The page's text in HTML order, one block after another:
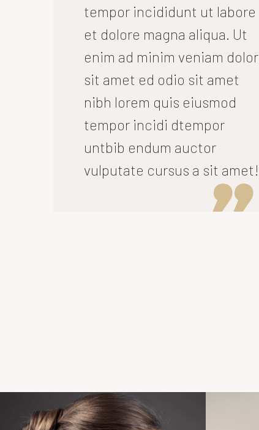
tempor incididunt ut labore
et dolore magna aliqua. Ut
enim ad minim veniam dolor
sit amet ed odio sit amet
nibh lorem quis eiusmod
tempor incidi dtempor
untbib endum auctor
vulputate cursus a sit amet!
